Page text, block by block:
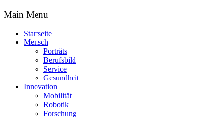
Main Menu
Startseite
Mensch
Porträts
Berufsbild
Service
Gesundheit
Innovation
Mobilität
Robotik
Forschung